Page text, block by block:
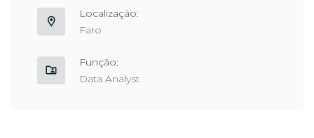
Localização:
Faro
Função:
Data Analyst